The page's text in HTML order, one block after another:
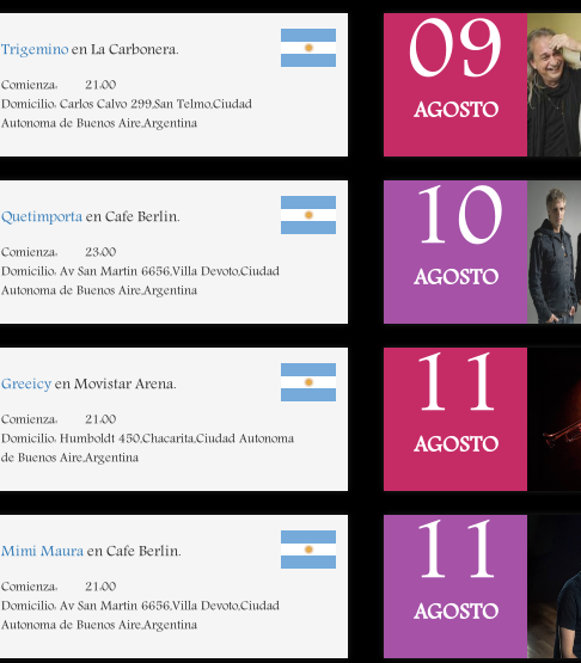
Trigeminoen La Carbonera.
Comienza:
21:00
Domicilio: Carlos Calvo 299,San Telmo,Ciudad
Autonoma de Buenos Aire,Argentina
Quetimportaen Cafe Berlin.
Comienza:
23:00
Domicilio: Av San Martin 6656,Villa Devoto,Ciudad
Autonoma de Buenos Aire,Argentina
Greeicyen Movistar Arena.
Comienza:
21:00
Domicilio: Humboldt 450,Chacarita,Ciudad Autonoma
de Buenos Aire,Argentina
Mimi Mauraen Cafe Berlin.
Comienza:
21:00
Domicilio: Av San Martin 6656,Villa Devoto,Ciudad
Autonoma de Buenos Aire,Argentina
09
AGOSTO
10
AGOSTO
11
AGOSTO
11
AGOSTO